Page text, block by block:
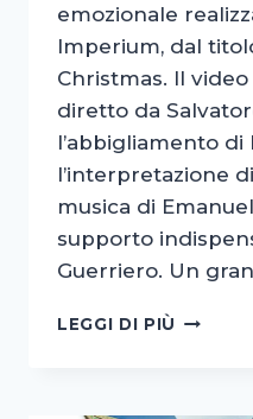
emozionale
Imperium, dal
Christmas. Il
diretto da
l’abbigliamento
l’interpretazione
musica di
supporto
Guerriero. Un
LEGGI DI PIÙ READY